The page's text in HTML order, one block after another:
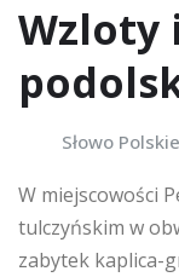
Wzloty
Słowo Polskie
W miejscowości
tulczyńskim w
zabytek kaplica-